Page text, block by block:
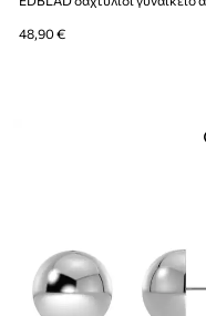
48,90 €